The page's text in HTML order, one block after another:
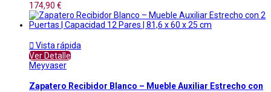
174,90 €
 Vista rápida
Ver Detalle
Meyvaser
Zapatero Recibidor Blanco – Mueble Auxiliar Estrecho con